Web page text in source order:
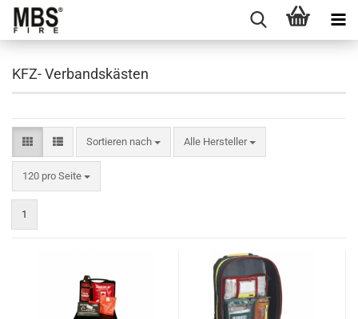
KFZ- Verbandskästen
Sortieren nach
Sortieren nach Alle Hersteller
120 pro Seite
pro Seite
1